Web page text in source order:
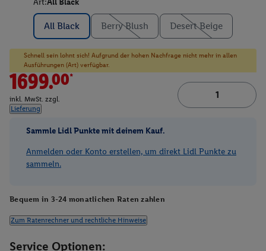
Art:All Black
All Black Berry Blush Desert Beige
Schnell sein lohnt sich! Aufgrund der hohen Nachfrage nicht mehr in allen
Ausführungen (Art) verfügbar.
1699.00*
inkl. MwSt. zzgl.
Lieferung
Sammle Lidl Punkte mit deinem Kauf.
Anmelden oder Konto erstellen, um direkt Lidl Punkte zu
sammeln.
Bequem in 3-24 monatlichen Raten zahlen
Zum Ratenrechner und rechtliche Hinweise
Service Optionen: